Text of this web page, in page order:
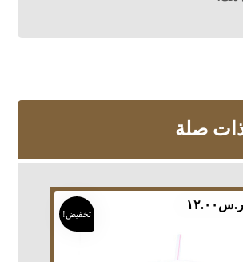
صلة
ر.س ١٢.٠٠
تخفيض!